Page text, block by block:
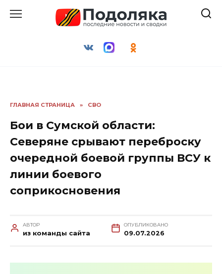
ГЛАВНАЯ СТРАНИЦА » СВО
Бои в Сумской области:
Северяне срывают переброску
очередной боевой группы ВСУ к
линии боевого
соприкосновения
АВТОР
из команды сайта
ОПУБЛИКОВАНО
09.07.2026